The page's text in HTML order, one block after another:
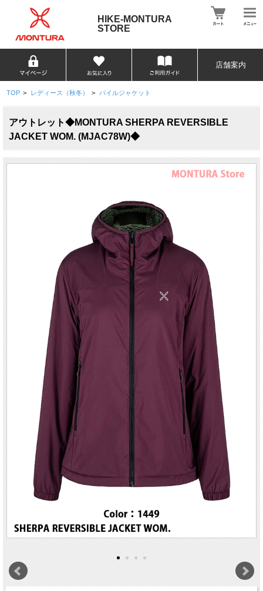
HIKE-MONTURA
STORE
店舗案内
TOP > レディース（秋冬） > パイルジャケット
アウトレット◆MONTURA SHERPA REVERSIBLE
JACKET WOM. (MJAC78W)◆